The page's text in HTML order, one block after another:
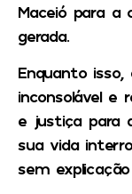
Maceió para a
gerada.
Enquanto isso,
inconsolável e
e justiça para
sua vida
sem